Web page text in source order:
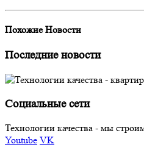
ПохожиеНовости
Последние новости
Социальные сети
Технологии качества - мы
Youtube VK